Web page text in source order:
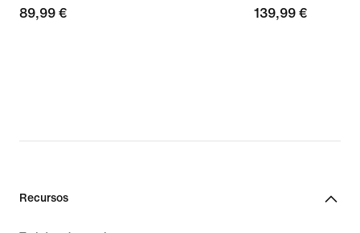
89,99 €
89,99 €
139,99 €
139,99 €
Recursos